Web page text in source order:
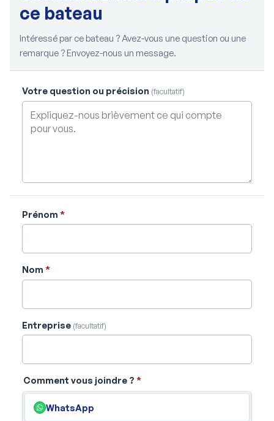
ce bateau
Intéressé par ce bateau ? Avez-vous une question ou une
remarque ? Envoyez-nous un message.
Votre question ou précision (facultatif)
Prénom *
Nom *
Entreprise (facultatif)
Comment vous joindre ? *
WhatsApp